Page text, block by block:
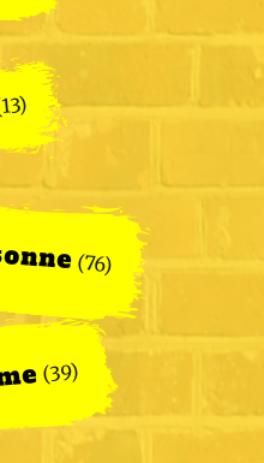
(76)
(39)